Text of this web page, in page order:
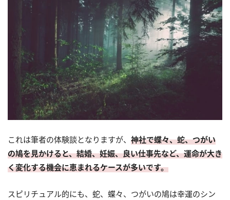
これは筆者の体験談となりますが、 神社で蝶々、蛇、つがい
の鳩を見かけると、結婚、妊娠、良い仕事先など、運命が大き
く変化する機会に恵まれるケースが多いです。
スピリチュアル的にも、蛇、蝶々、つがいの鳩は幸運のシン